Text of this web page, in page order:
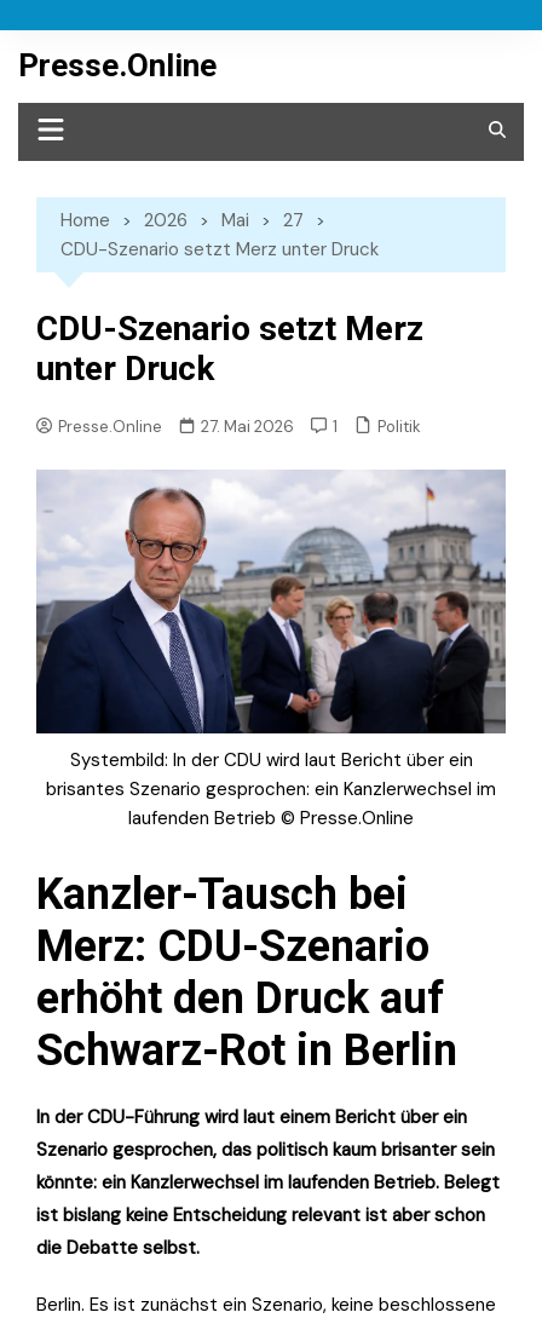
content
Presse.Online
Home 2026 Mai
27
CDU-Szenario setzt Merz unter Druck
CDU-Szenario setzt Merz
unter Druck
Presse.Online 27. Mai 2026 1 Politik
Systembild: In der CDU wird laut Bericht über ein
brisantes Szenario gesprochen: ein Kanzlerwechsel im
laufenden Betrieb © Presse.Online
Kanzler-Tausch bei
Merz: CDU-Szenario
erhöht den Druck auf
Schwarz-Rot in Berlin
In der CDU-Führung wird laut einem Bericht über ein
Szenario gesprochen, das politisch kaum brisanter sein
könnte: ein Kanzlerwechsel im laufenden Betrieb. Belegt
ist bislang keine Entscheidung relevant ist aber schon
die Debatte selbst.
Berlin. Es ist zunächst ein Szenario, keine beschlossene